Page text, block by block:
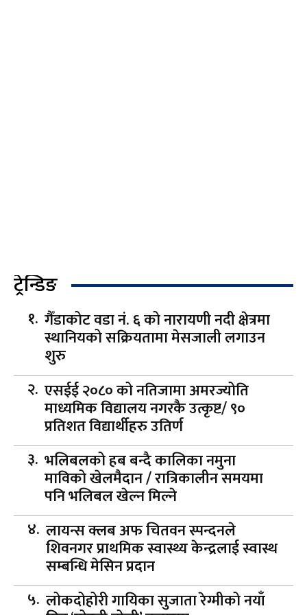
ट्रेन्डिङ
गैँडाकोट वडा नं. ६ को नारायणी नदी क्षेत्रमा
स्थानियको सक्रियतामा मेसजाली लगाउन
शुरु
एसईई २०८० को नतिजामा अमरज्योति
माध्यमिक विद्यालय नगरकै उत्कृष्ट/ ९०
प्रतिशत विद्यार्थीहरु उतिर्ण
भलिबलको हब बन्दै कालिका नमुना
माविको खेलमैदान / रात्रिकालीन समयमा
पनि भलिबल खेल्न मिल्ने
लायन्स क्लब अफ चितवन स्पन्दनले
शिवनगर प्राथमिक स्वास्थ्य केन्द्रलाई स्वास्थ
सम्बन्धि मेसिन प्रदान
लोकदोहोरी गायिका सुजाता रेग्मीको नयाँ